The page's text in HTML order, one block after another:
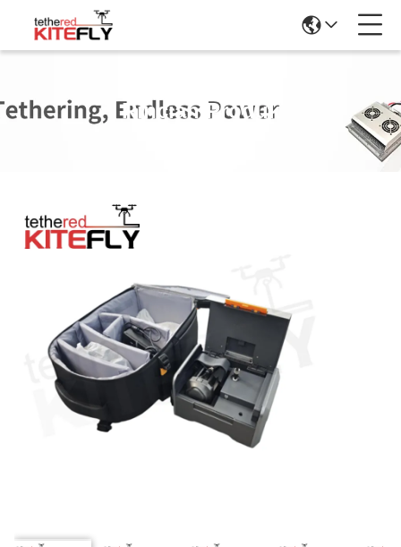
Rincian Produk